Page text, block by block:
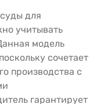
для
учитывать
модель
сочетает
производства с
гарантирует